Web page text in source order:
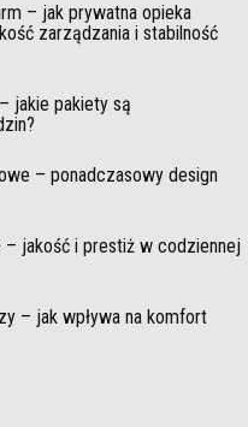
– jak prywatna opieka
zarządzania i stabilność
jakie pakiety są
– ponadczasowy design
– jakość i prestiż w codziennej
– jak wpływa na komfort